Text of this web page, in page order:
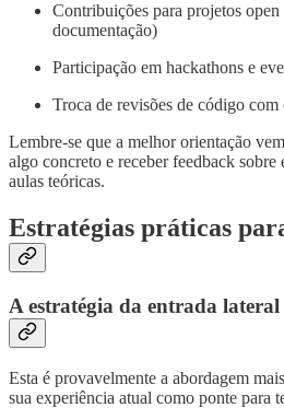
Contribuições para projetos
documentação)
Participação em hackathons e
Troca de revisões de código com
Lembre-se que a melhor orientação
algo concreto e receber feedback sobre
aulas teóricas.
Estratégias práticas
A estratégia da entrada lateral
Esta é provavelmente a abordagem
sua experiência atual como ponte para